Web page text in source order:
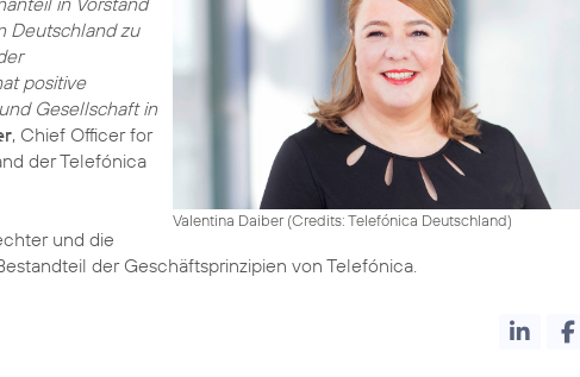
Valentina Daiber (Credits: Telefónica Deutschland)
Deutschland zu
positive
Gesellschaft in
, Chief Officer for
der Telefónica
und die
der Geschäftsprinzipien von Telefónica.